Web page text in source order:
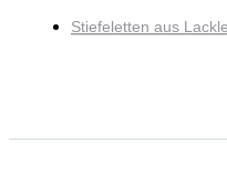
Stiefeletten aus